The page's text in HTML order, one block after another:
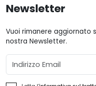
Newsletter
Vuoi rimanere aggiornato
nostra Newsletter.
Email